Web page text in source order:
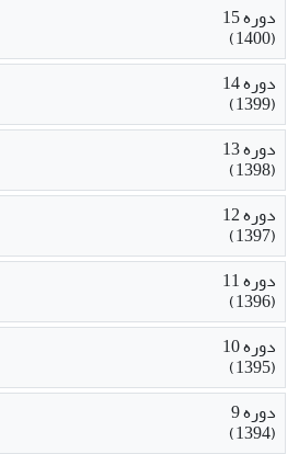
دوره 15
(1400)
دوره 14
(1399)
دوره 13
(1398)
دوره 12
(1397)
دوره 11
(1396)
دوره 10
(1395)
دوره 9
(1394)